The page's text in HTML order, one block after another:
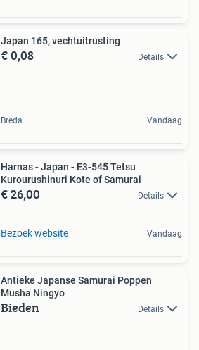
Japan 165, vechtuitrusting
€ 0,08 Details
Breda Vandaag
Harnas - Japan - E3-545 Tetsu
Kurourushinuri Kote of Samurai
€ 26,00 Details
Bezoek website Vandaag
Antieke Japanse Samurai Poppen
Musha Ningyo
Bieden Details